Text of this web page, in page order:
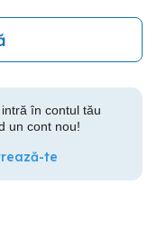
în contul tău
un cont nou!
te